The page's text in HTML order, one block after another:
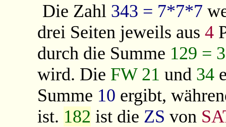
Die Zahl 343 = 7*7*7
drei Seiten jeweils aus4
durch die Summe 129 =
wird. Die FW 21 und 34
Summe 10 ergibt,
ist. 182 ist die ZS von